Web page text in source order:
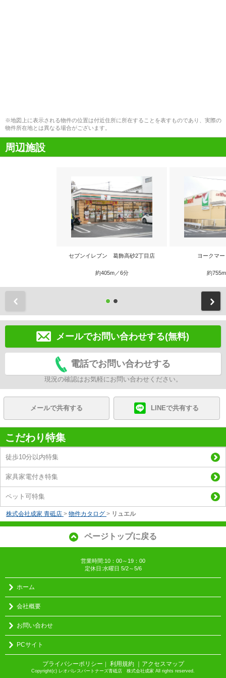
※地図上に表示される物件の位置は付近住所に所在することを表すものであり、実際の
物件所在地とは異なる場合がございます。
周辺施設
セブンイレブン 葛飾高砂2丁目店
約405m／6分
ヨークマ
約
メールでお問い合わせする(無料)
電話でお問い合わせする
現況の確認はお気軽にお問い合わせください。
メールで共有する LINEで共有する
こだわり特集
徒歩10分以内特集
家具家電付き特集
ペット可特集
株式会社成家 青砥店 > 物件カタログ > リュエル
ページトップに戻る
営業時間:10：00～19：00
定休日:水曜日 5/2～5/6
ホーム
会社概要
お問い合わせ
PCサイト
プライバシーポリシー 利用規約 ｜アクセスマップ
Copyright(c) レオパレスパートナーズ青砥店 株式会社成家 All rights reserved.